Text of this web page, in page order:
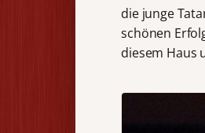
die junge
schönen
diesem Haus